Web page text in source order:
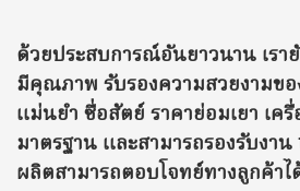
ด้วยประสบการณ์อันยาวนาน เร
มีคุณภาพ รับรองความสวยงามข
แม่นยำ ซื่อสัตย์ ราคาย่อมเยา เค
มาตรฐาน และสามารถรองรับงา
ผลิตสามารถตอบโจทย์ทางลูกค้าไ